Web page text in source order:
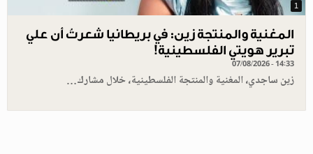
1
المغنية والمنتجة زين: في بريطانيا شعرتُ أن علي
تبرير هويتي الفلسطينية!
07/08/2026 - 14:33
زين ساجدي، المغنية والمنتجة الفلسطينية، خلال مشارك…